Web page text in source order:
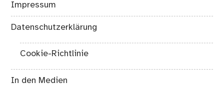
Impressum
Datenschutzerklärung
Cookie-Richtlinie
In den Medien